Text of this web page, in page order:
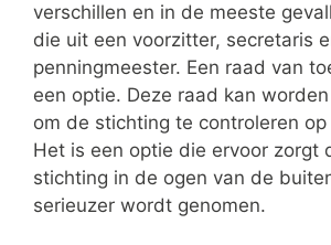
verschillen en in de meeste
die uit een voorzitter, secretaris
penningmeester. Een raad van
een optie. Deze raad kan
om de stichting te controleren
Het is een optie die ervoor zorgt
stichting in de ogen van de
serieuzer wordt genomen.